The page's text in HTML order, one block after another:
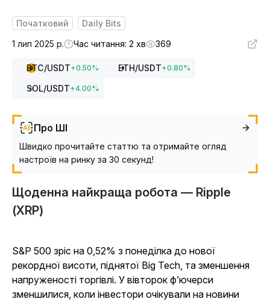
Початковий
Daily Bits
1 лип 2025 р.
Час читання: 2 хв 369
BTC/USDT+0.50% ETH/USDT+0.80%
SOL/USDT+4.00%
Про ШІ
Швидко прочитайте статтю та отримайте огляд
настроїв на ринку за 30 секунд!
Щоденна найкраща робота — Ripple
(XRP)
S&P 500 зріс на 0,52% з понеділка до нової
рекордної висоти, піднятої Big Tech, та зменшення
напруженості торгівлі. У вівторок ф’ючерси
зменшилися, коли інвестори очікували на новини